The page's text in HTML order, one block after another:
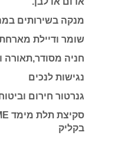
מנקה בשירותים
שומר ודיילת
חניה מסודר,תאורה
נגישות לנכים
גנרטור חירום
בקליק